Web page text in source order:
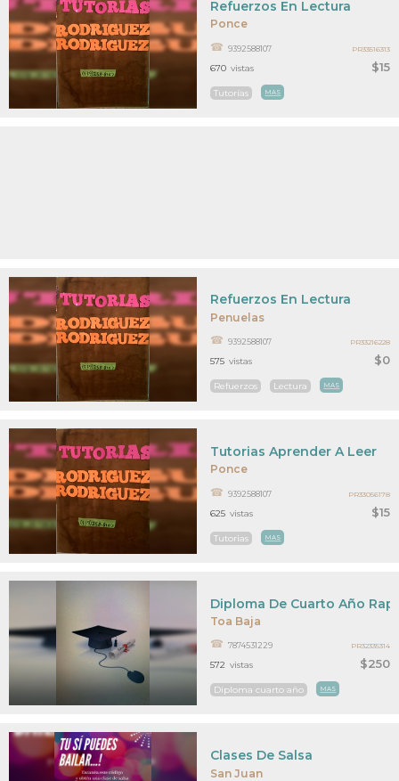
Ponce
$15
Refuerzos En Lectura
9392588107
Tutorías MAS
670 vistas
PR33516313
Penuelas
$0
Refuerzos En Lectura
9392588107
Refuerzos Lectura MAS
575 vistas
PR33216228
Ponce
$15
Tutorias Aprender A Leer
9392588107
Tutorias MAS
625 vistas
PR33056178
Toa Baja
$250
Diploma De Cuarto Año
7874531229
Diploma cuarto año MAS
572 vistas
PR32335314
San Juan
Clases De Salsa